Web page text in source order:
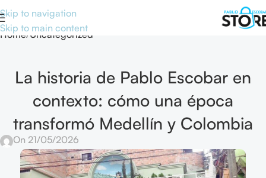
Skip to navigation
Skip to main content
Blog
Home Uncategorized
La historia de Pablo Escobar en
contexto: cómo una época
transformó Medellín y Colombia
On 21/05/2026